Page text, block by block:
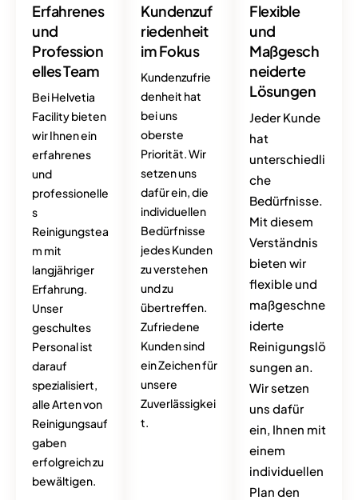
Erfahrenes
und
Profession
elles Team
Bei Helvetia
Facility bieten
wir Ihnen ein
erfahrenes
und
professionelle
s
Reinigungstea
m mit
langjähriger
Erfahrung.
Unser
geschultes
Personal ist
darauf
spezialisiert,
alle Arten von
Reinigungsauf
gaben
erfolgreich zu
bewältigen.
Kundenzuf
riedenheit
im Fokus
Kundenzufrie
denheit hat
bei uns
oberste
Priorität. Wir
setzen uns
dafür ein, die
individuellen
Bedürfnisse
jedes Kunden
zu verstehen
und zu
übertreffen.
Zufriedene
Kunden sind
ein Zeichen für
unsere
Zuverlässigkei
t.
Flexible
und
Maßgesch
neiderte
Lösungen
Jeder Kunde
hat
unterschiedli
che
Bedürfnisse.
Mit diesem
Verständnis
bieten wir
flexible und
maßgeschne
iderte
Reinigungslö
sungen an.
Wir setzen
uns dafür
ein, Ihnen mit
einem
individuellen
Plan den